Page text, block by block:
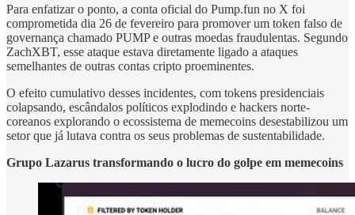
Para enfatizar o ponto, a conta oficial do Pump.fun no X foi
comprometida dia 26 de fevereiro para promover um token falso de
governança chamado PUMP e outras moedas fraudulentas. Segundo
ZachXBT, esse ataque estava diretamente ligado a ataques
semelhantes de outras contas cripto proeminentes.
O efeito cumulativo desses incidentes, com tokens presidenciais
colapsando, escândalos políticos explodindo e hackers norte-
coreanos explorando o ecossistema de memecoins desestabilizou um
setor que já lutava contra os seus problemas de sustentabilidade.
Grupo Lazarus transformando o lucro do golpe em memecoins